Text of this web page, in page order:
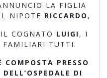
LA FIGLIA
NIPOTE RICCARDO ,
COGNATO LUIGI, I
TUTTI.
PRESSO
DI